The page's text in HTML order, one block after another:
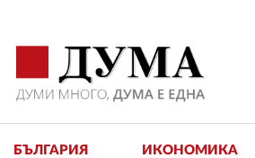
БЪЛГАРИЯ ИКОНОМИКА